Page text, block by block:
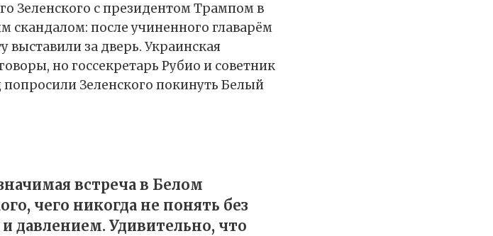
Зеленского с президентом Трампом в
после учиненного главарём
выставили за дверь. Украинская
но госсекретарь Рубио и советник
Зеленского покинуть Белый
встреча в Белом
чего никогда не понять без
давлением. Удивительно, что